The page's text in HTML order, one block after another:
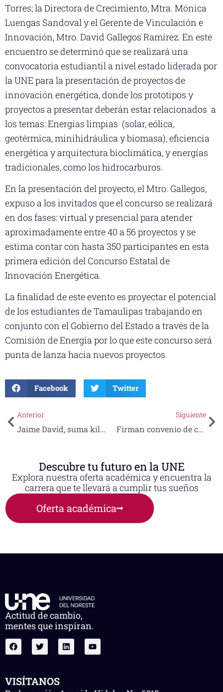
Torres; la Directora de Crecimiento, Mtra. Mónica
Luengas Sandoval y el Gerente de Vinculación e
Innovación, Mtro. David Gallegos Ramírez. En este
encuentro se determinó que se realizará una
convocatoria estudiantil a nivel estado liderada por
la UNE para la presentación de proyectos de
innovación energética, donde los prototipos y
proyectos a presentar deberán estar relacionados a
los temas: Energías limpias (solar, eólica,
geotérmica, minihidráulica y biomasa), eficiencia
energética y arquitectura bioclimática, y energías
tradicionales, como los hidrocarburos.
En la presentación del proyecto, el Mtro. Gallegos,
expuso a los invitados que el concurso se realizará
en dos fases: virtual y presencial para atender
aproximadamente entre 40 a 56 proyectos y se
estima contar con hasta 350 participantes en esta
primera edición del Concurso Estatal de
Innovación Energética.
La finalidad de este evento es proyectar el potencial
de los estudiantes de Tamaulipas trabajando en
conjunto con el Gobierno del Estado a través de la
Comisión de Energía por lo que este concurso será
punta de lanza hacia nuevos proyectos.
Facebook Twitter
Anterior
Jaime David, suma kilómetros con su perseverancia para convertirse en campeón nacional
Siguiente
Firman convenio de colaboración UNE-SISIPA
Descubre tu futuro en la UNE
Explora nuestra oferta académica y encuentra la
carrera que te llevará a cumplir tus sueños
Oferta académica
Actitud de cambio,
mentes que inspiran.
VISÍTANOS